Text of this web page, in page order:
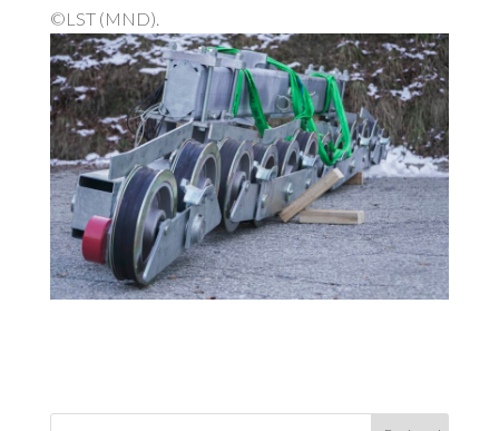
©LST (MND).